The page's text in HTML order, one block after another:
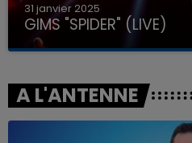
31 janvier 2025
GIMS "SPIDER" (LIVE)
A L'ANTENNE